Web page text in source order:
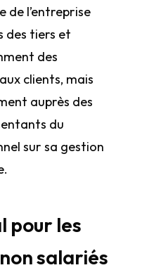
de l’entreprise
des tiers et
des
clients, mais
auprès des
du
sur sa gestion
pour les
salariés